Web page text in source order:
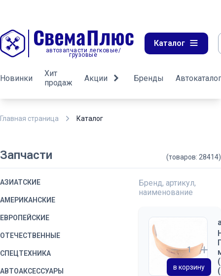
автозапчасти легковые/
грузовые
Каталог
Новинки
Хит
продаж
Акции Бренды Автокаталог
Главная страница Каталог
Запчасти (товаров: 28414)
АЗИАТСКИЕ
АМЕРИКАНСКИЕ
ЕВРОПЕЙСКИЕ
ОТЕЧЕСТВЕННЫЕ
СПЕЦТЕХНИКА
АВТОАКСЕССУАРЫ
Бренд, артикул,
наименование
в корзину